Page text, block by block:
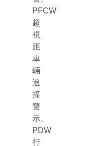
PFCW
超
視
距
車
輛
追
撞
警
示、
PDW
行